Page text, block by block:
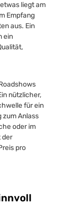
liegt am
Empfang
aus. Ein
ein
nützlicher,
für ein
zum Anlass
oder im
der
pro